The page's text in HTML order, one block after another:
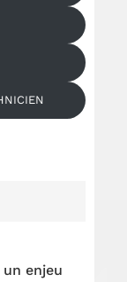
enjeu